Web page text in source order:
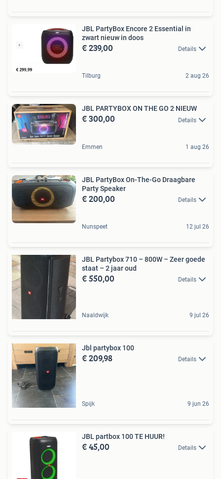
JBL PartyBox Encore 2 Essential in
zwart nieuw in doos
€ 239,00 Details
Tilburg 2 aug 26
JBL PARTYBOX ON THE GO 2 NIEUW
€ 300,00 Details
Emmen 1 aug 26
JBL PartyBox On-The-Go Draagbare
Party Speaker
€ 200,00 Details
Nunspeet 12 jul 26
JBL Partybox 710 – 800W – Zeer goede
staat – 2 jaar oud
€ 550,00 Details
Naaldwijk 9 jul 26
Jbl partybox 100
€ 209,98 Details
Spijk 9 jun 26
JBL partbox 100 TE HUUR!
€ 45,00 Details